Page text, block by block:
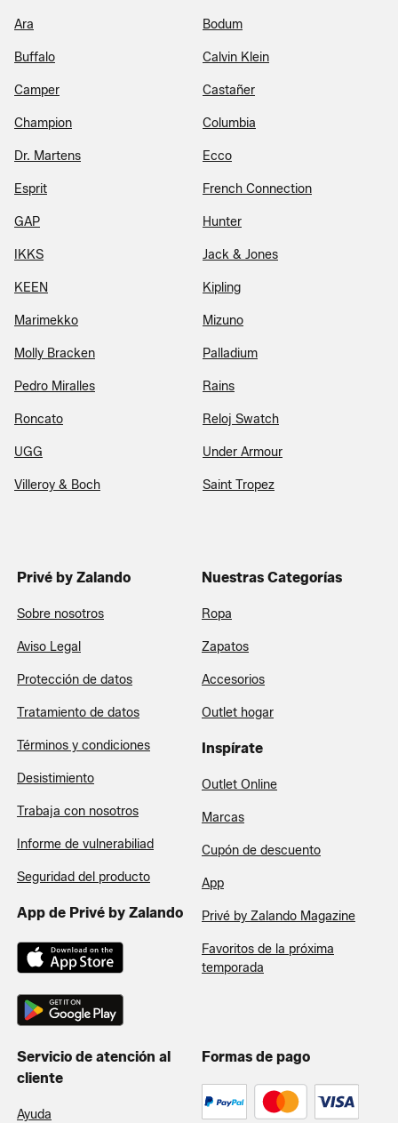
Ara Bodum
Buffalo Calvin Klein
Camper Castañer
Champion Columbia
Dr. Martens Ecco
Esprit French Connection
GAP Hunter
IKKS Jack & Jones
KEEN Kipling
Marimekko Mizuno
Molly Bracken Palladium
Pedro Miralles Rains
Roncato Reloj Swatch
UGG Under Armour
Villeroy & Boch Saint Tropez
Privé by Zalando
Sobre nosotros
Aviso Legal
Protección de datos
Tratamiento de datos
Términos y condiciones
Desistimiento
Trabaja con nosotros
Informe de vulnerabiliad
Seguridad del producto
App de Privé by Zalando
Nuestras Categorías
Ropa
Zapatos
Accesorios
Outlet hogar
Inspírate
Outlet Online
Marcas
Cupón de descuento
App
Privé by Zalando Magazine
Favoritos de la próxima
temporada
Servicio de atención al
cliente
Ayuda
Formas de pago